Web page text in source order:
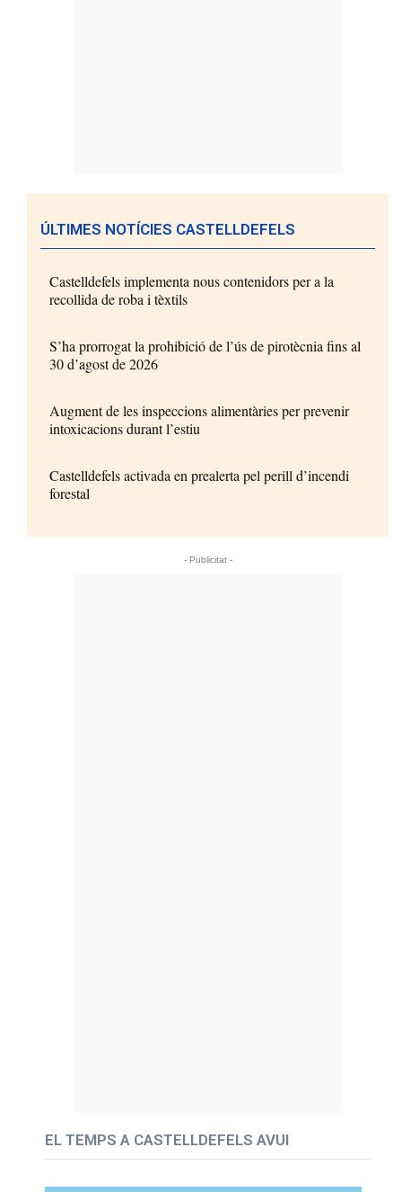
ÚLTIMES NOTÍCIES CASTELLDEFELS
Castelldefels implementa nous contenidors per a la
recollida de roba i tèxtils
S’ha prorrogat la prohibició de l’ús de pirotècnia fins al
30 d’agost de 2026
Augment de les inspeccions alimentàries per prevenir
intoxicacions durant l’estiu
Castelldefels activada en prealerta pel perill d’incendi
forestal
- Publicitat -
EL TEMPS A CASTELLDEFELS AVUI